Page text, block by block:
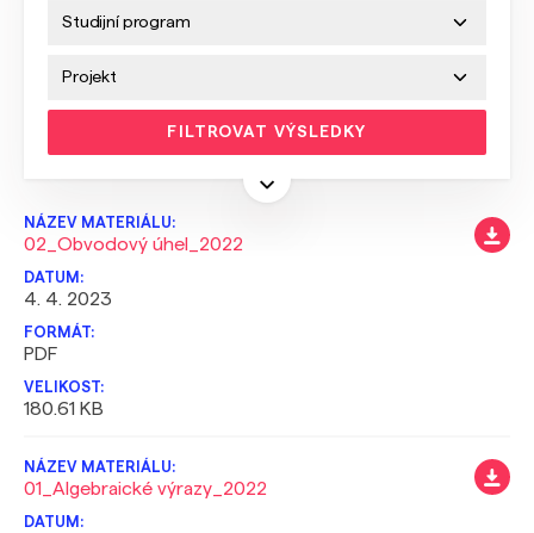
FILTROVAT VÝSLEDKY
02_Obvodový úhel_2022
4. 4. 2023
PDF
180.61 KB
01_Algebraické výrazy_2022